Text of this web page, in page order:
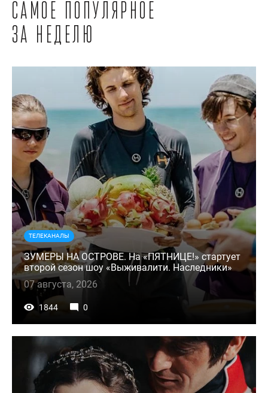
Самое популярное
за неделю
ТЕЛЕКАНАЛЫ
ЗУМЕРЫ НА ОСТРОВЕ. На «ПЯТНИЦЕ!» стартует
второй сезон шоу «Выживалити. Наследники»
07 августа, 2026
1844 0